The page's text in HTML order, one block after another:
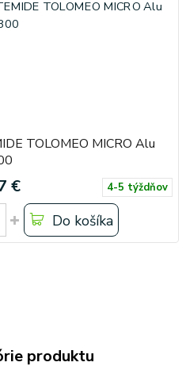
TOLOMEO MICRO Alu
€ 4-5 týždňov
Do košíka
produktu